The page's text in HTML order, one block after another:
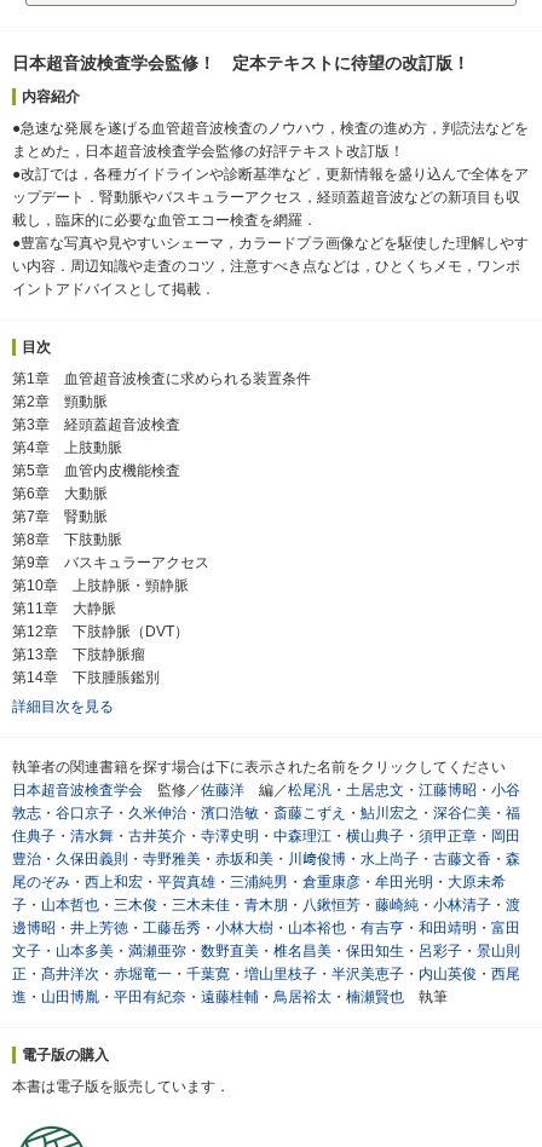
日本超音波検査学会監修！ 定本テキストに待望の改訂版！
内容紹介
●急速な発展を遂げる血管超音波検査のノウハウ，検査の進め方，判読法などを
まとめた，日本超音波検査学会監修の好評テキスト改訂版！
●改訂では，各種ガイドラインや診断基準など，更新情報を盛り込んで全体をア
ップデート．腎動脈やバスキュラーアクセス，経頭蓋超音波などの新項目も収
載し，臨床的に必要な血管エコー検査を網羅．
●豊富な写真や見やすいシェーマ，カラードプラ画像などを駆使した理解しやす
い内容．周辺知識や走査のコツ，注意すべき点などは，ひとくちメモ，ワンポ
イントアドバイスとして掲載．
目次
第1章 血管超音波検査に求められる装置条件
第2章 頸動脈
第3章 経頭蓋超音波検査
第4章 上肢動脈
第5章 血管内皮機能検査
第6章 大動脈
第7章 腎動脈
第8章 下肢動脈
第9章 バスキュラーアクセス
第10章 上肢静脈・頸静脈
第11章 大静脈
第12章 下肢静脈（DVT）
第13章 下肢静脈瘤
第14章 下肢腫脹鑑別
詳細目次を見る
執筆者の関連書籍を探す場合は下に表示された名前をクリックしてください
日本超音波検査学会 監修／佐藤洋 編／松尾汎 ・ 土居忠文 ・ 江藤博昭 ・ 小谷
敦志 ・ 谷口京子 ・ 久米伸治 ・ 濱口浩敏 ・ 斎藤こずえ ・ 鮎川宏之 ・ 深谷仁美 ・ 福
住典子 ・ 清水舞 ・ 古井英介 ・ 寺澤史明 ・ 中森理江 ・ 横山典子 ・ 須甲正章 ・ 岡田
豊治 ・ 久保田義則 ・ 寺野雅美 ・ 赤坂和美 ・ 川﨑俊博 ・ 水上尚子 ・ 古藤文香 ・ 森
尾のぞみ ・ 西上和宏 ・ 平賀真雄 ・ 三浦純男 ・ 倉重康彦 ・ 牟田光明 ・ 大原未希
子 ・ 山本哲也 ・ 三木俊 ・ 三木未佳 ・ 青木朋 ・ 八鍬恒芳 ・ 藤崎純 ・ 小林清子 ・ 渡
邊博昭 ・ 井上芳徳 ・ 工藤岳秀 ・ 小林大樹 ・ 山本裕也 ・ 有吉亨 ・ 和田靖明 ・ 富田
文子 ・ 山本多美 ・ 満瀬亜弥 ・ 数野直美 ・ 椎名昌美 ・ 保田知生 ・ 呂彩子 ・ 景山則
正 ・ 髙井洋次 ・ 赤堀竜一 ・ 千葉寛 ・ 増山里枝子 ・ 半沢美恵子 ・ 内山英俊 ・ 西尾
進 ・ 山田博胤 ・ 平田有紀奈 ・ 遠藤桂輔 ・ 鳥居裕太 ・ 楠瀬賢也 執筆
電子版の購入
本書は電子版を販売しています．